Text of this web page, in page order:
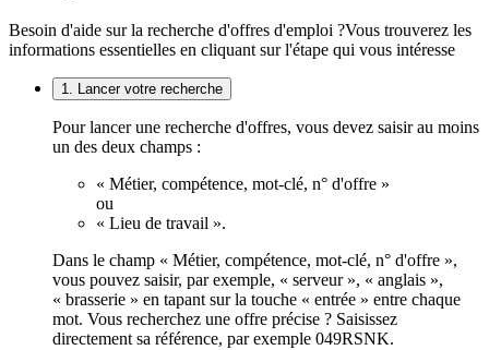
Besoin d'aide sur la recherche d'offres d'emploi ?Vous trouverez les
informations essentielles en cliquant sur l'étape qui vous intéresse
1. Lancer votre recherche
Pour lancer une recherche d'offres, vous devez saisir au moins
un des deux champs :
« Métier, compétence, mot-clé, n° d'offre »
ou
« Lieu de travail ».
Dans le champ « Métier, compétence, mot-clé, n° d'offre »,
vous pouvez saisir, par exemple, « serveur », « anglais »,
« brasserie » en tapant sur la touche « entrée » entre chaque
mot. Vous recherchez une offre précise ? Saisissez
directement sa référence, par exemple 049RSNK.